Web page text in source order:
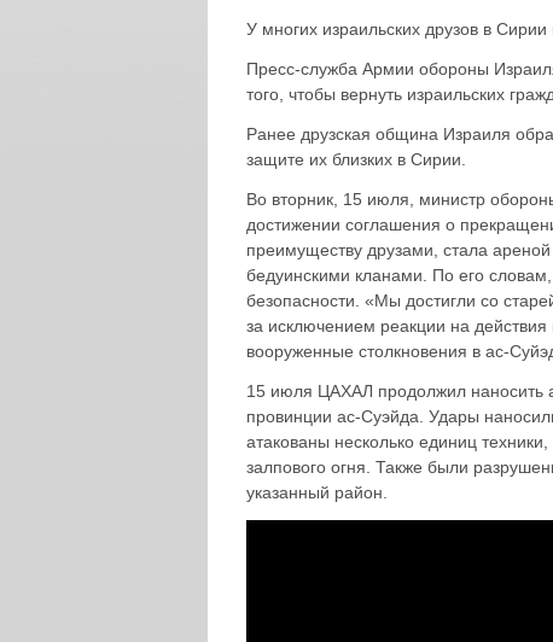
У многих израильских друзов в Сирии
Пресс-служба Армии обороны
того, чтобы вернуть израильских
Ранее друзская община Израиля
защите их близких в Сирии.
Во вторник, 15 июля, министр
достижении соглашения о
преимуществу друзами, стала
бедуинскими кланами. По его словам,
безопасности. «Мы достигли со
за исключением реакции на
вооруженные столкновения в ас-
15 июля ЦАХАЛ продолжил наносить
провинции ас-Суэйда. Удары
атакованы несколько единиц
залпового огня. Также были
указанный район.